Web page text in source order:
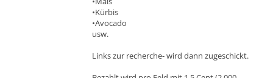
•Kürbis
•Avocado
usw.
Links zur recherche- wird dann zugeschickt.